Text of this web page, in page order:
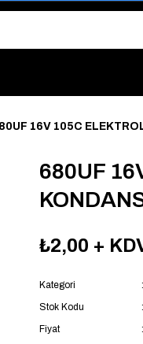
Aynı Gün
ile Stoktan Hemen
16V 105C
680UF
₺2,00 +
Kategori
Stok Kodu
Fiyat